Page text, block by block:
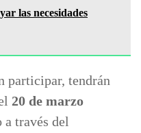
las necesidades
participar, tendrán
20 de marzo
a través del